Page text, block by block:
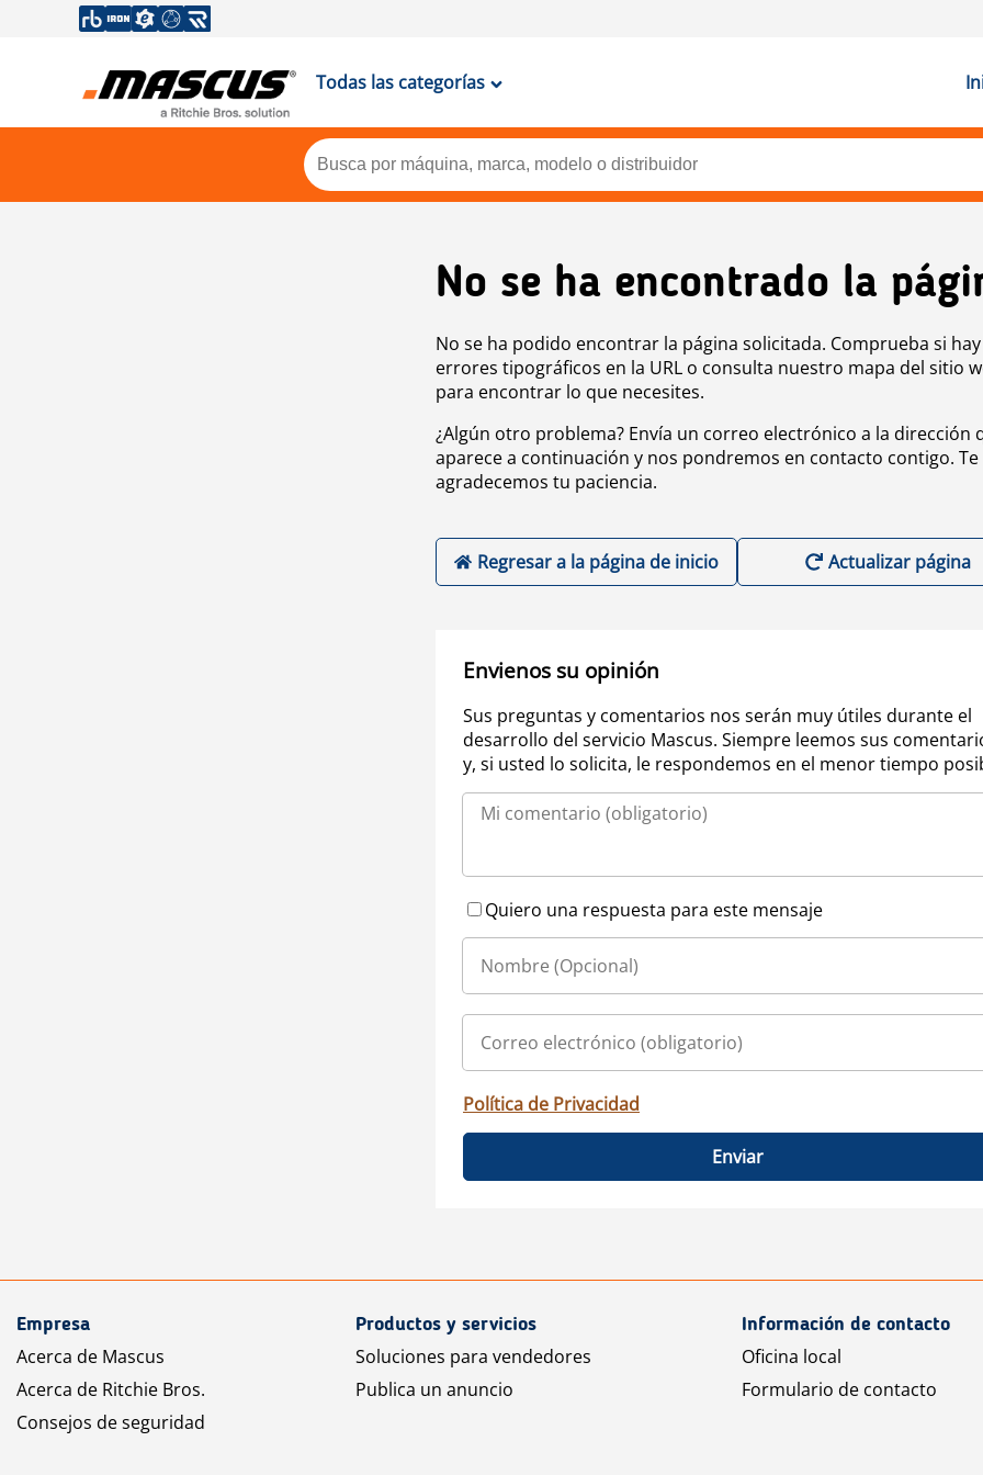
Todas las categorías
No se ha encontrado la
No se ha podido encontrar la página solicitada. Comprueba si hay
errores tipográficos en la URL o consulta nuestro mapa del sitio
para encontrar lo que necesites.
¿Algún otro problema? Envía un correo electrónico a la dirección
aparece a continuación y nos pondremos en contacto contigo. Te
agradecemos tu paciencia.
Regresar a la página de inicio Actualizar página
Envienos su opinión
Sus preguntas y comentarios nos serán muy útiles durante el
desarrollo del servicio Mascus. Siempre leemos sus
y, si usted lo solicita, le respondemos en el menor tiempo
Quiero una respuesta para este mensaje
Política de Privacidad
Enviar
Empresa
Acerca de Mascus
Acerca de Ritchie Bros.
Consejos de seguridad
Productos y servicios
Soluciones para vendedores
Publica un anuncio
Información de contacto
Oficina local
Formulario de contacto